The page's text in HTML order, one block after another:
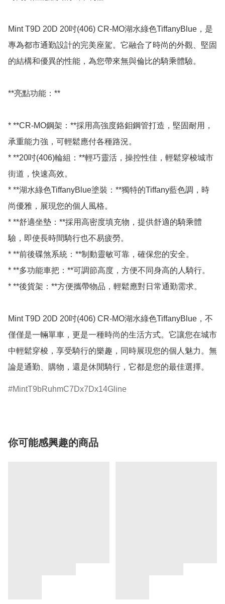
Mint T9D 20D 20吋(406) CR-MO湖水綠色TiffanyBlue，是
專為都市通勤設計的完美座駕。它融合了時尚的外觀、堅固
的結構和優異的性能，為您帶來無與倫比的騎乘體驗。
**亮點功能：**
* **CR-MO鋼架：**採用高強度鉻鉬鋼管打造，堅固耐用，
承重能力強，可輕鬆應付各種路況。
* **20吋(406)輪組：**輕巧靈活，操控性佳，輕鬆穿梭城市
街道，快速高效。
* **湖水綠色TiffanyBlue塗裝：**獨特的Tiffany藍色調，時
尚優雅，展現您的個人風格。
* **舒適坐墊：**採用高密度填充物，提供舒適的騎乘體
驗，即使長時間騎行也不易疲勞。
* **前後碟煞系統：**制動靈敏可靠，確保您的安全。
* **多功能車把：**可調節高度，方便不同身高的人騎行。
* **後貨架：**方便攜帶物品，輕鬆應對日常通勤需求。
Mint T9D 20D 20吋(406) CR-MO湖水綠色TiffanyBlue，不
僅僅是一輛單車，更是一種時尚的生活方式。它讓您在城市
中輕鬆穿梭，享受騎行的樂趣，同時展現您的個人魅力。無
MintT9bRuhmC7Dx7Dx14Gline
你可能感興趣的商品